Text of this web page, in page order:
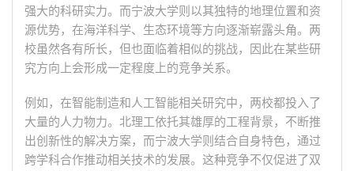
强大的科研实力。而宁波大学则以其独特的地理位置和资
源优势，在海洋科学、生态环境等方向逐渐崭露头角。两
校虽然各有所长，但也面临着相似的挑战，因此在某些研
究方向上会形成一定程度上的竞争关系。
例如，在智能制造和人工智能相关研究中，两校都投入了
大量的人力物力。北理工依托其雄厚的工程背景，不断推
出创新性的解决方案，而宁波大学则结合自身特色，通过
跨学科合作推动相关技术的发展。这种竞争不仅促进了双